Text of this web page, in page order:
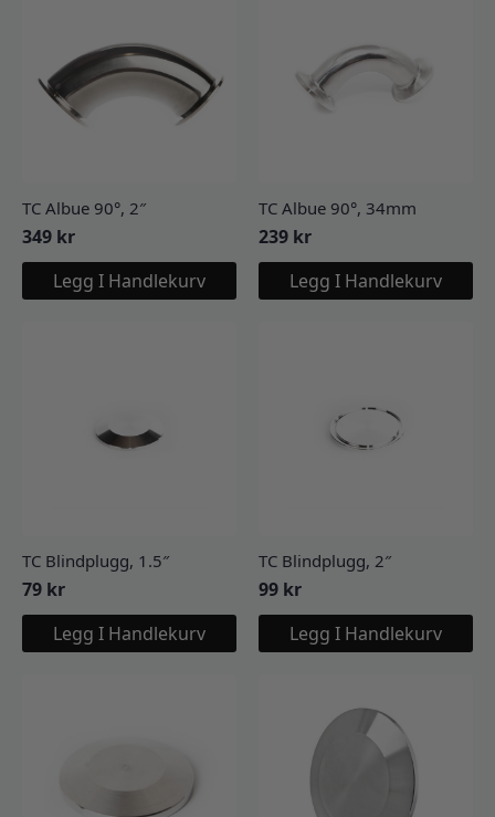
TC Albue 90°, 2″
349 kr
Legg I Handlekurv
TC Albue 90°, 34mm
239 kr
Legg I Handlekurv
TC Blindplugg, 1.5″
79 kr
Legg I Handlekurv
TC Blindplugg, 2″
99 kr
Legg I Handlekurv